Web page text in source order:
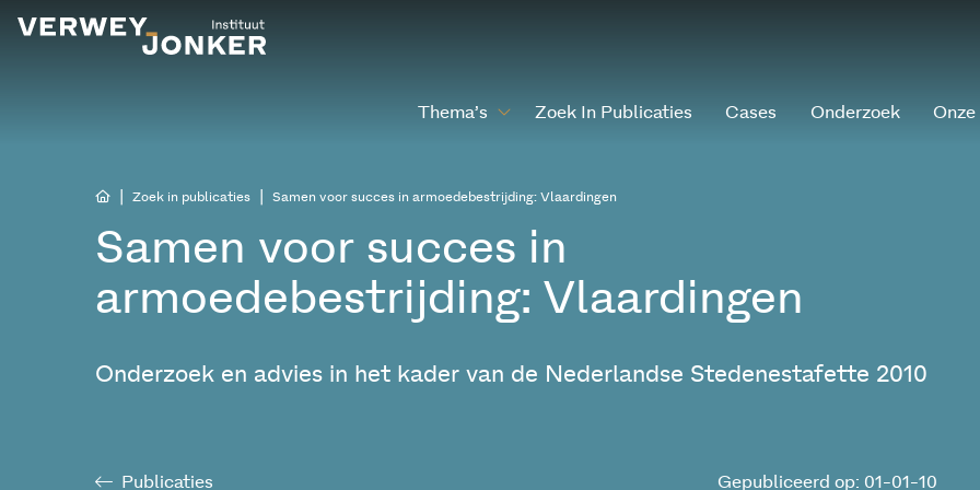
Thema’s Zoek In Publicaties Cases Onderzoek
Zoek in publicaties Samen voor succes in armoedebestrijding: Vlaardingen
Samen voor succes in
armoedebestrijding: Vlaardingen
Onderzoek en advies in het kader van de Nederlandse Stedenestafette 2010
Publicaties Gepubliceerd op: 01-01-10